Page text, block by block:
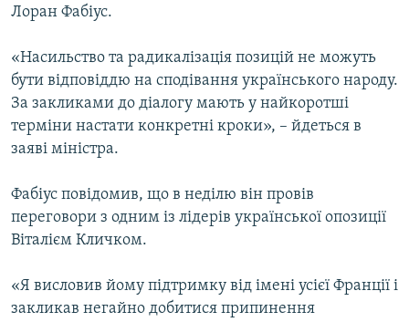
Лоран Фабіус.
«Насильство та радикалізація позицій не можуть
бути відповіддю на сподівання українського народу.
За закликами до діалогу мають у найкоротші
терміни настати конкретні кроки», – йдеться в
заяві міністра.
Фабіус повідомив, що в неділю він провів
переговори з одним із лідерів української опозиції
Віталієм Кличком.
«Я висловив йому підтримку від імені усієї Франції і
закликав негайно добитися припинення